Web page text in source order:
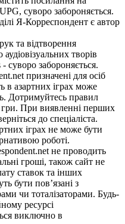
суворо забороняється.
Я-Корреспондент є автор
та відтворення
творів
суворо забороняється.
призначені для осіб
в азартних іграх може
Дотримуйтесь правил
гри. При виявленні перших
до спеціаліста.
іграх не може бути
роботі.
не проводить
гроші, також сайт не
ставок та інших
бути пов’язані з
чи тоталізаторами. Будь-
ресурсі
виключно в